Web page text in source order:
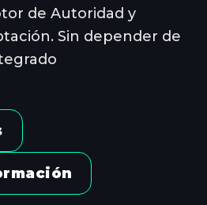
de Autoridad y
Sin depender de